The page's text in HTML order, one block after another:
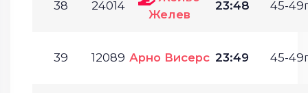
38 24014
Желев
23:48 45-
39 12089 Арно Висерс 23:49 45-